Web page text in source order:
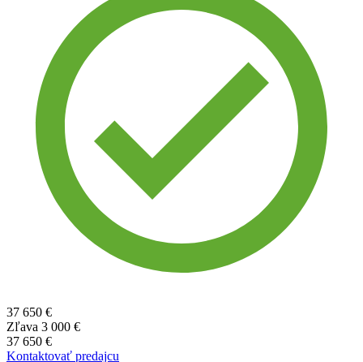
37 650 €
Zľava 3 000 €
37 650 €
Kontaktovať predajcu